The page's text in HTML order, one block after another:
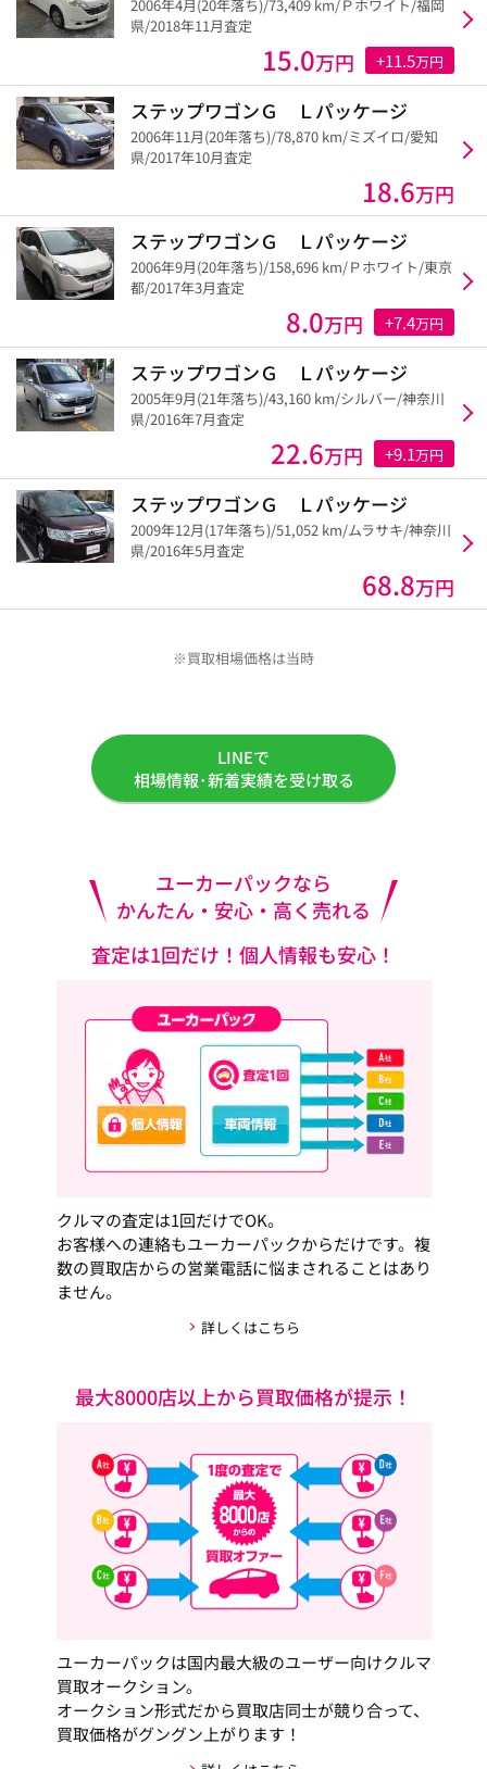
2006年4月(20年落ち)/73,409 km/Ｐホワイト/福岡
県/2018年11月査定
15.0万円 +11.5万円
ステップワゴンＧ Ｌパッケージ
2006年11月(20年落ち)/78,870 km/ミズイロ/愛知
県/2017年10月査定
18.6万円
ステップワゴンＧ Ｌパッケージ
2006年9月(20年落ち)/158,696 km/Ｐホワイト/東京
都/2017年3月査定
8.0万円 +7.4万円
ステップワゴンＧ Ｌパッケージ
2005年9月(21年落ち)/43,160 km/シルバー/神奈川
県/2016年7月査定
22.6万円 +9.1万円
ステップワゴンＧ Ｌパッケージ
2009年12月(17年落ち)/51,052 km/ムラサキ/神奈川
県/2016年5月査定
68.8万円
※買取相場価格は当時
LINEで
相場情報･新着実績を受け取る
ユーカーパックなら
かんたん・安心・高く売れる
査定は1回だけ！個人情報も安心！
クルマの査定は1回だけでOK。
お客様への連絡もユーカーパックからだけです。複
数の買取店からの営業電話に悩まされることはあり
ません。
詳しくはこちら
最大8000店以上から買取価格が提示！
ユーカーパックは国内最大級のユーザー向けクルマ
買取オークション。
オークション形式だから買取店同士が競り合って、
買取価格がグングン上がります！